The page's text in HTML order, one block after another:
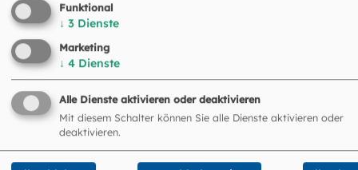
Entschleunigungsspur
Die „Entschleunigungsspur“ der Stadtpastoral steht
Funktional
↓ 3 Dienste
Marketing
↓ 4 Dienste
Alle Dienste aktivieren oder deaktivieren
Mit diesem Schalter können Sie alle Dienste aktivieren oder
deaktivieren.